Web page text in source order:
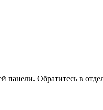
панели. Обратитесь в